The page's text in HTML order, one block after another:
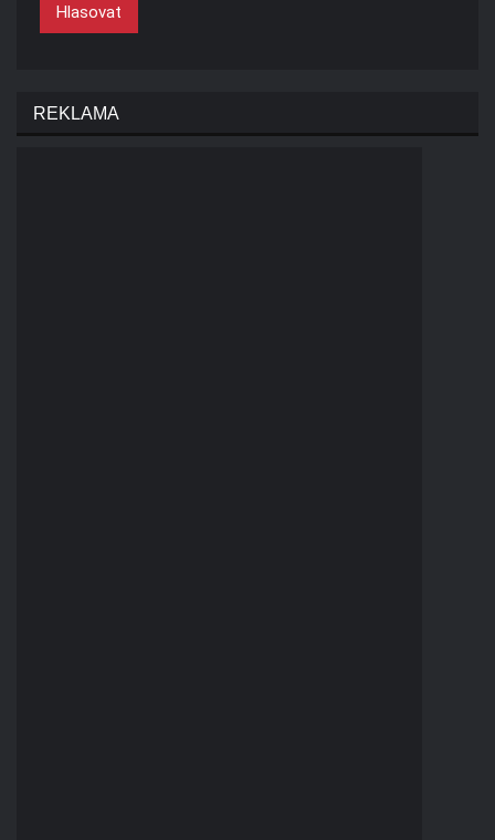
Hlasovat
REKLAMA